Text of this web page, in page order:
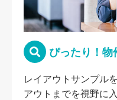
ぴったり！物
レイアウトサンプル
アウトまでを視野に